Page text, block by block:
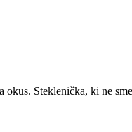
Steklenička, ki ne